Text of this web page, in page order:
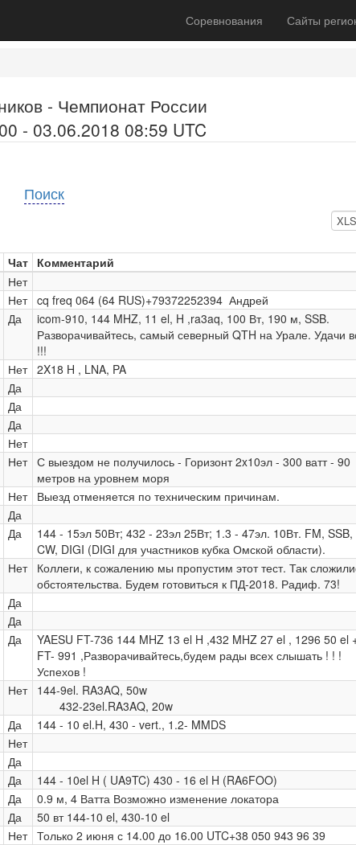
Соревнования Сайты
- Чемпионат России
- 03.06.2018 08:59 UTC
Поиск
Чат Комментарий
Нет
Нет cq freq 064 (64 RUS)+79372252394 Андрей
Да
icom-910, 144 MHZ, 11 el, H ,ra3aq, 100 Вт, 190 м, SSB.
Разворачивайтесь, самый северный QTH на Урале. Удачи
!!!
Нет 2X18 H , LNA, PA
Да
Да
Да
Нет
Нет С выездом не получилось - Горизонт 2x10эл - 300 ватт - 90
метров на уровнем моря
Нет Выезд отменяется по техническим причинам.
Да
Да
144 - 15эл 50Вт; 432 - 23эл 25Вт; 1.3 - 47эл. 10Вт. FM, SSB,
CW, DIGI (DIGI для участников кубка Омской области).
Нет
Коллеги, к сожалению мы пропустим этот тест. Так
обстоятельства. Будем готовиться к ПД-2018. Радиф. 73!
Да
Да
Да
YAESU FT-736 144 MHZ 13 el H ,432 MHZ 27 el , 1296 50 el
FT- 991 ,Разворачивайтесь,будем рады всех слышать ! ! !
Успехов !
Нет
144-9el. RA3AQ,
432-23el.RA3AQ, 20w
Да 144 - 10 el.H, 430 - vert., 1.2- MMDS
Нет
Да
Да 144 - 10el H ( UA9TC) 430 - 16 el H (RA6FOO)
Да 0.9 м, 4 Ватта Возможно изменение локатора
Да 50 вт 144-10 el, 430-10 el
Нет Только 2 июня с 14.00 до 16.00 UTC+38 050 943 96 39